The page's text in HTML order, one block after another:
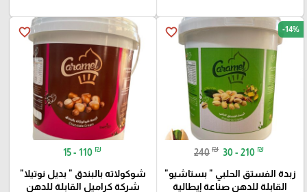
favorite_border -14%
240 ₪ 30 - 210 ₪
زبدة الفستق الحلبي " بستاشيو"
القابلة للدهن صناعة إيطالية
favorite_border
15 - 110 ₪
شوكولاته بالبندق " بديل نوتيلا"
شركة كراميل القابلة للدهن